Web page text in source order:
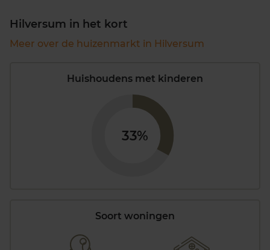
Hilversum in het kort
Meer over de huizenmarkt in Hilversum
Huishoudens met kinderen
33%
Soort woningen